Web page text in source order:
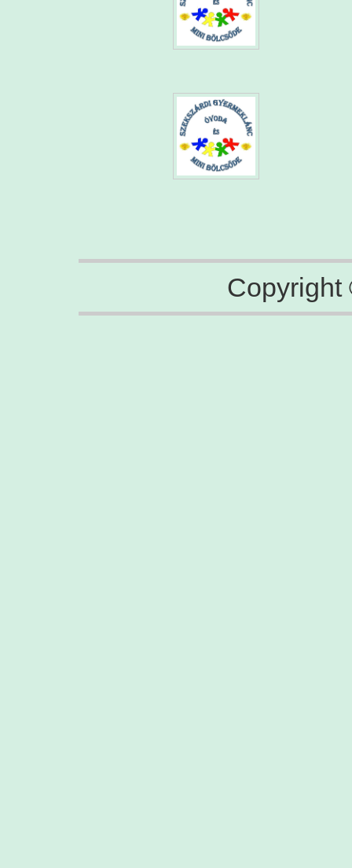
Copyright